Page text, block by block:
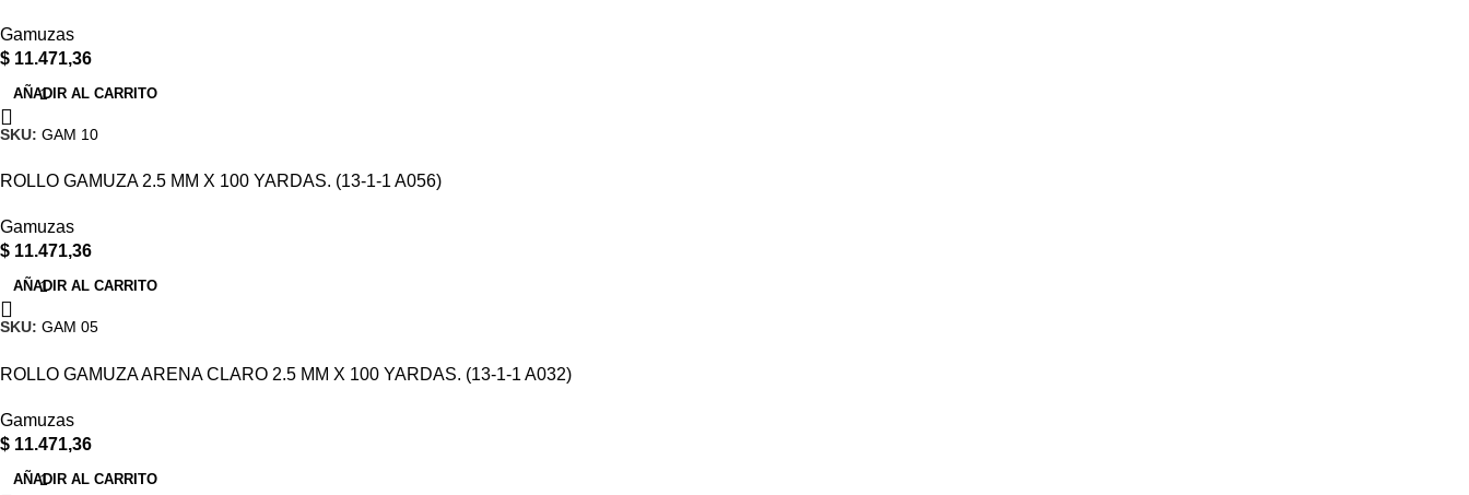
Gamuzas
$ 11.471,36
AÑADIR AL CARRITO
SKU: GAM 10
ROLLO GAMUZA 2.5 MM X 100 YARDAS. (13-1-1 A056)
Gamuzas
$ 11.471,36
AÑADIR AL CARRITO
SKU: GAM 05
ROLLO GAMUZA ARENA CLARO 2.5 MM X 100 YARDAS. (13-1-1 A032)
Gamuzas
$ 11.471,36
AÑADIR AL CARRITO